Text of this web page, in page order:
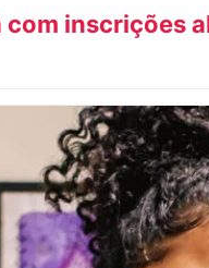
inscrições